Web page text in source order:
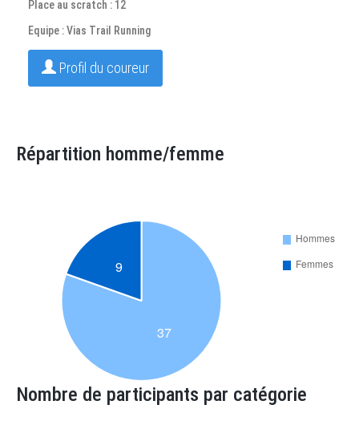
Place au scratch : 12
Equipe : Vias Trail Running
Profil du coureur
Répartition homme/femme
Nombre de participants par catégorie